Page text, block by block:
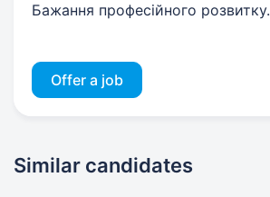
Бажання професійного розвитку.
Offer a job
Similar candidates